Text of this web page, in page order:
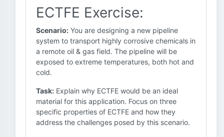
ECTFE Exercise:
Scenario: You are designing a new pipeline
system to transport highly corrosive chemicals in
a remote oil & gas field. The pipeline will be
exposed to extreme temperatures, both hot and
cold.
Task: Explain why ECTFE would be an ideal
material for this application. Focus on three
specific properties of ECTFE and how they
address the challenges posed by this scenario.